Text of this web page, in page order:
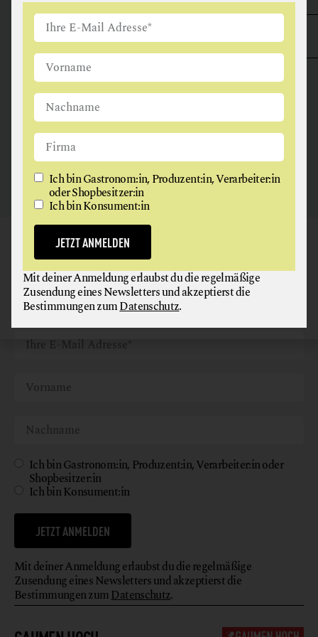
VEGETARISCHE + VEGANE ERZEUGNISSE
WEIN
WILDFLEISCH + WILDFLEISCHERZEUGNISSE
ANGUS & ARTHUR
2326 Maria Lanzendorf
GAUMEN HOCH
NEWSLETTER
Werde jetzt Teil unserer Bewegung und melde dich für
unseren kostenlosen Newsletter an!
Ich bin Gastronom:in, Produzent:in, Verarbeiter:in oder
Shopbesitzer:in
Ich bin Konsument:in
JETZT ANMELDEN
Mit deiner Anmeldung erlaubst du die regelmäßige
Zusendung eines Newsletters und akzeptierst die
Bestimmungen zumDatenschutz.
Ich bin Gastronom:in, Produzent:in, Verarbeiter:in
oder Shopbesitzer:in
Ich bin Konsument:in
JETZT ANMELDEN
Mit deiner Anmeldung erlaubst du die regelmäßige
Zusendung eines Newsletters und akzeptierst die
Bestimmungen zumDatenschutz.